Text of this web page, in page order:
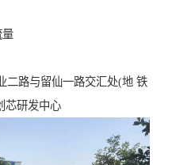
量
二路与留仙一路交汇处(地 铁
芯研发中心